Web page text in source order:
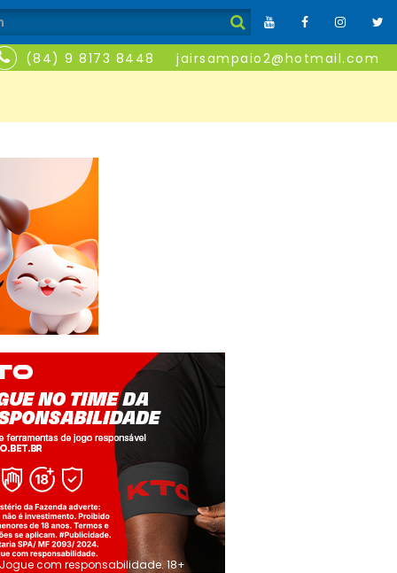
(84) 9 8173 8448 jairsampaio2@hotmail.com
Jogue com responsabilidade. 18+